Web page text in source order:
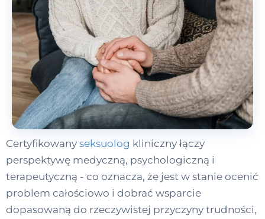
Certyfikowany seksuolog kliniczny łączy
perspektywę medyczną, psychologiczną i
terapeutyczną - co oznacza, że jest w stanie ocenić
problem całościowo i dobrać wsparcie
dopasowaną do rzeczywistej przyczyny trudności,